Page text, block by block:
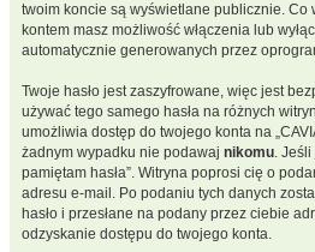
twoim koncie są wyświetlane publicznie.
kontem masz możliwość włączenia lub
automatycznie generowanych przez
Twoje hasło jest zaszyfrowane, więc jest
używać tego samego hasła na różnych
umożliwia dostęp do twojego konta na
żadnym wypadku nie podawaj nikomu.
pamiętam hasła”. Witryna poprosi cię o
adresu e-mail. Po podaniu tych danych
hasło i przesłane na podany przez ciebie
odzyskanie dostępu do twojego konta.